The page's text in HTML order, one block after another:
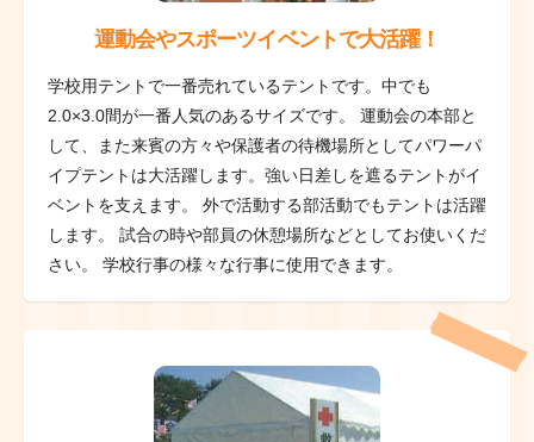
運動会やスポーツイベントで大活躍！
学校用テントで一番売れているテントです。中でも
2.0×3.0間が一番人気のあるサイズです。 運動会の本部と
して、また来賓の方々や保護者の待機場所としてパワーパ
イプテントは大活躍します。強い日差しを遮るテントがイ
ベントを支えます。 外で活動する部活動でもテントは活躍
します。 試合の時や部員の休憩場所などとしてお使いくだ
さい。 学校行事の様々な行事に使用できます。